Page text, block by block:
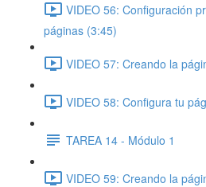
VIDEO 56: Configuración
páginas (3:45)
VIDEO 57: Creando la
VIDEO 58: Configura tu
TAREA 14 - Módulo 1
VIDEO 59: Creando la